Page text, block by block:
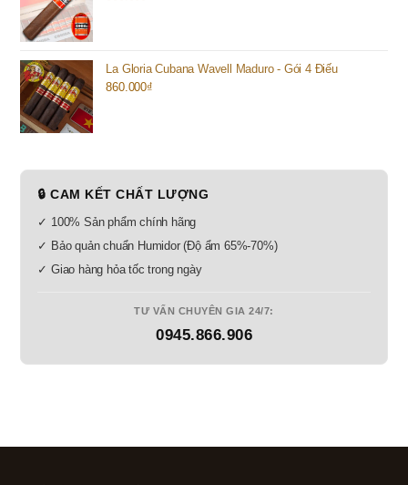
La Gloria Cubana Wavell Maduro - Gói 4 Điếu
860.000₫
🔒 CAM KẾT CHẤT LƯỢNG
✓ 100% Sản phẩm chính hãng
✓ Bảo quản chuẩn Humidor (Độ ẩm 65%-70%)
✓ Giao hàng hỏa tốc trong ngày
TƯ VẤN CHUYÊN GIA 24/7:
0945.866.906